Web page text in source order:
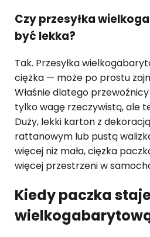
Czy przesyłka
być lekka?
Tak. Przesyłka
ciężka — może po prostu
Właśnie dlatego
tylko wagę rzeczywistą, ale
Duży, lekki karton z
rattanowym lub pustą
więcej niż mała, ciężka
więcej przestrzeni w
Kiedy paczka